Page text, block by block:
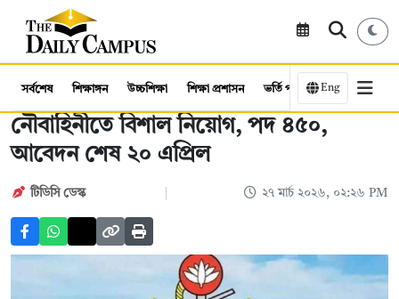
সর্বশেষ শিক্ষাঙ্গন উচ্চশিক্ষা শিক্ষা প্রশাসন ভর্তি পরীক্ষা কর্মসংস্থান
Eng
নৌবাহিনীতে বিশাল নিয়োগ, পদ ৪৫০,
আবেদন শেষ ২০ এপ্রিল
টিডিসি ডেস্ক ২৭ মার্চ ২০২৬, ০২:২৬ PM